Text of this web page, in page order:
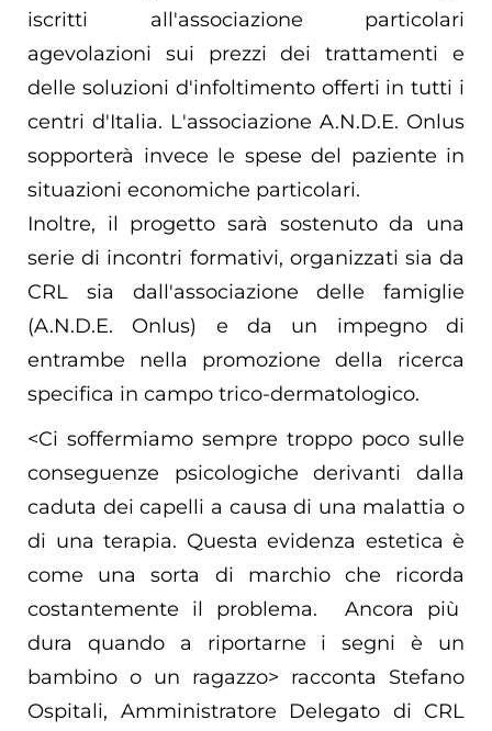
iscritti all'associazione particolari
agevolazioni sui prezzi dei trattamenti e
delle soluzioni d'infoltimento offerti in tutti i
centri d'Italia. L'associazione A.N.D.E. Onlus
sopporterà invece le spese del paziente in
situazioni economiche particolari.
Inoltre, il progetto sarà sostenuto da una
serie di incontri formativi, organizzati sia da
CRL sia dall'associazione delle famiglie
(A.N.D.E. Onlus) e da un impegno di
entrambe nella promozione della ricerca
specifica in campo trico-dermatologico.
<Ci soffermiamo sempre troppo poco sulle
conseguenze psicologiche derivanti dalla
caduta dei capelli a causa di una malattia o
di una terapia. Questa evidenza estetica è
come una sorta di marchio che ricorda
costantemente il problema. Ancora più
dura quando a riportarne i segni è un
bambino o un ragazzo> racconta Stefano
Ospitali, Amministratore Delegato di CRL